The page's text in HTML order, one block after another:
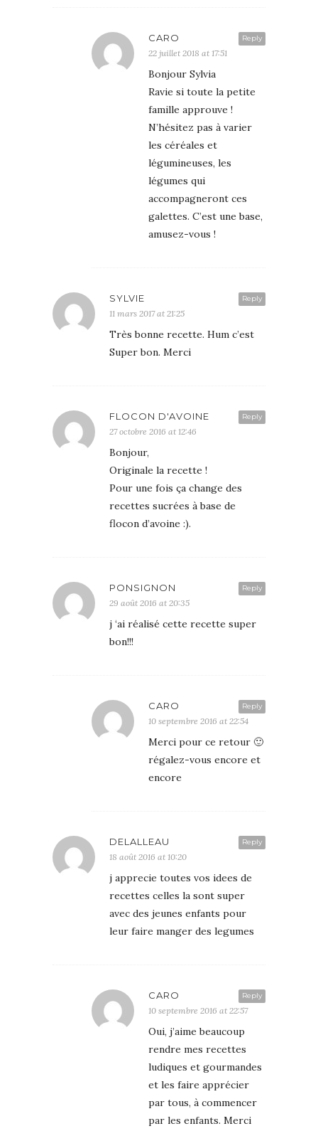
Reply
CARO
22 juillet 2018 at 17:51
Bonjour Sylvia
Ravie si toute la petite
famille approuve !
N’hésitez pas à varier
les céréales et
légumineuses, les
légumes qui
accompagneront ces
galettes. C’est une base,
amusez-vous !
Reply
SYLVIE
11 mars 2017 at 21:25
Très bonne recette. Hum c’est
Super bon. Merci
Reply
FLOCON D'AVOINE
27 octobre 2016 at 12:46
Bonjour,
Originale la recette !
Pour une fois ça change des
recettes sucrées à base de
flocon d’avoine :).
Reply
PONSIGNON
29 août 2016 at 20:35
j ‘ai réalisé cette recette super
bon!!!
Reply
CARO
10 septembre 2016 at 22:54
Merci pour ce retour 🙂
régalez-vous encore et
encore
Reply
DELALLEAU
18 août 2016 at 10:20
j apprecie toutes vos idees de
recettes celles la sont super
avec des jeunes enfants pour
leur faire manger des legumes
Reply
CARO
10 septembre 2016 at 22:57
Oui, j’aime beaucoup
rendre mes recettes
ludiques et gourmandes
et les faire apprécier
par tous, à commencer
par les enfants. Merci